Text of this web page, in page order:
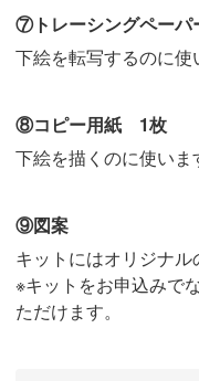
⑦トレーシングペー
下絵を転写するのに使
⑧コピー用紙 1枚
下絵を描くのに使いま
⑨図案
キットにはオリジナル
※キットをお申込みで
ただけます。